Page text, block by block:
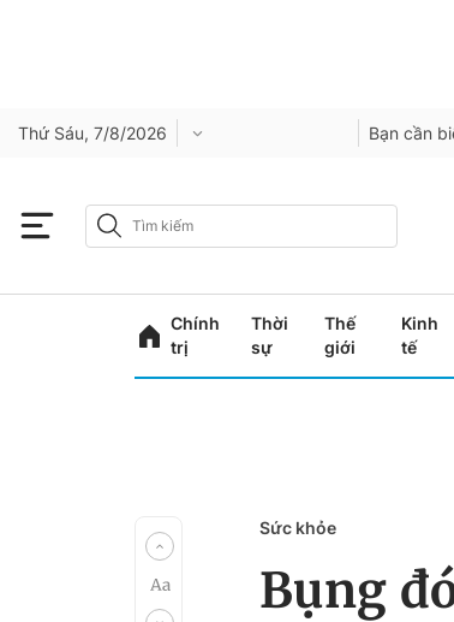
Thứ Sáu, 7/8/2026 Bạn cần
Chính
trị
Thời
sự
Thế
giới
Kinh
tế
Sức khỏe
Bụng